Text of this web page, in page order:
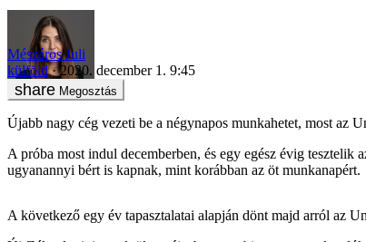
Mészáros Juli
külföld
2020. december 1. 9:45
Megosztás
Újabb nagy cég vezeti be a négynapos munkahetet, most az
A próba most indul decemberben, és egy egész évig
ugyanannyi bért is kapnak, mint korábban az öt munkanapért.
A következő egy év tapasztalatai alapján dönt majd arról az